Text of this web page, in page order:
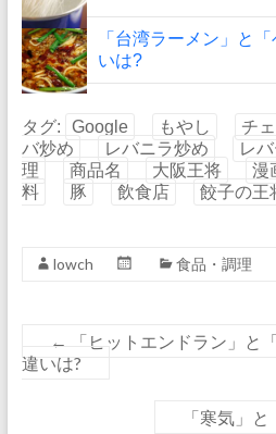
「台湾ラーメン」と
いは?
タグ: Google もやし チ
バ炒め
レバニラ炒め レ
理
商品名 大阪王将 漫
料
豚 飲食店 餃子の王
lowch 食品・調理
←
「ヒットエンドラン」と
違いは?
「寒気」